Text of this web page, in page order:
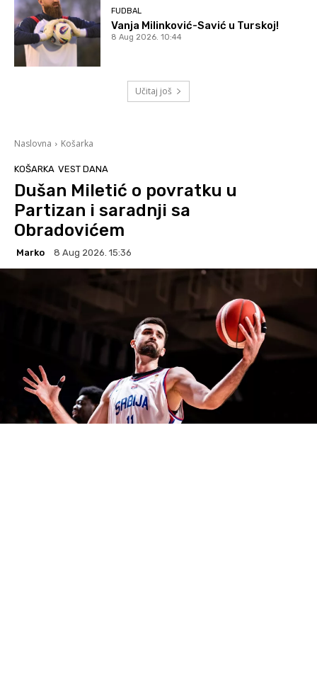
FUDBAL
Vanja Milinković-Savić u Turskoj!
8 Aug 2026. 10:44
Učitaj još